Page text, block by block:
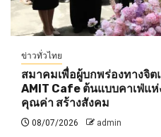
ข่าวทั่วไทย
สมาคมเพื่อผู้บกพร่องทางจิต
AMIT Cafe ต้นแบบคาเฟ่แห่
คุณค่า สร้างสังคม
08/07/2026 admin